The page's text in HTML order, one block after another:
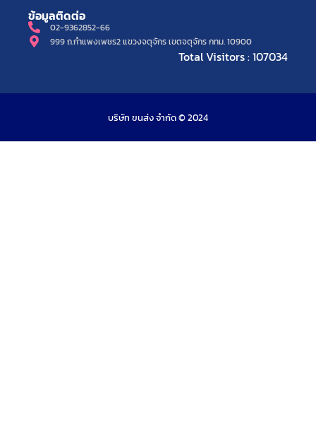
ข้อมูลติดต่อ
02-9362852-66
999 ถ.กำแพงเพชร2 แขวงจตุจักร เขตจตุจักร กทม. 10900
Total Visitors : 107034
บริษัท ขนส่ง จำกัด © 2024